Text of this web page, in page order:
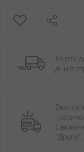
Бърза
дни в
с
"Други".